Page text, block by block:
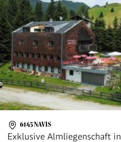
6145 NAVIS
Exklusive Almliegenschaft in